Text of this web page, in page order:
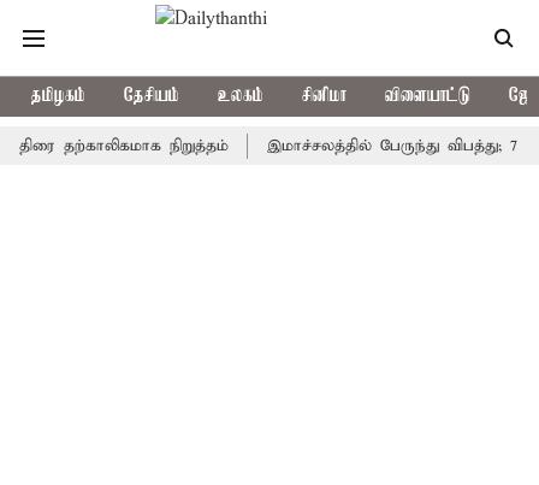
தமிழகம் தேசியம் உலகம் சினிமா விளையாட்டு
நிறுத்தம் இமாச்சலத்தில் பேருந்து விபத்து; 7 பேர்